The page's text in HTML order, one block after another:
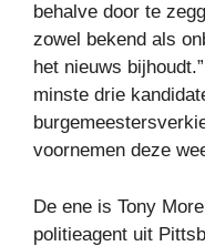
behalve door te
zowel bekend als
het nieuws
minste drie
voornemen deze
De ene is Tony
politieagent uit